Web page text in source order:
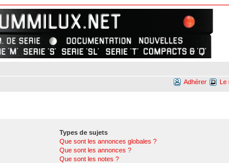
Le
Adhérer
Types de sujets
Que sont les annonces globales ?
Que sont les annonces ?
Que sont les notes ?